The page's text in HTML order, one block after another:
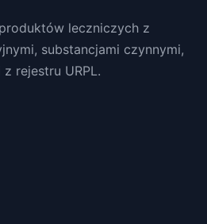
leczniczych z
substancjami czynnymi,
rejestru URPL.